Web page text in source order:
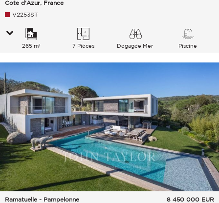
Cote d'Azur, France
V2253ST
265 m² 7 Pièces Dégagée Mer Piscine
Ramatuelle - Pampelonne
8 450 000 EUR